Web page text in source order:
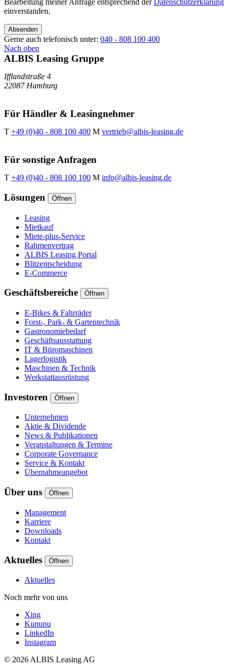
Bearbeitung meiner Anfrage entsprechend derDatenschutzerklärung
einverstanden.
Absenden
Gerne auch telefonisch unter: 040 - 808 100 400
Nach oben
ALBIS Leasing Gruppe
Ifflandstraße 4
22087 Hamburg
Für Händler & Leasingnehmer
T +49 (0)40 - 808 100 400 M vertrieb@albis-leasing.de
Für sonstige Anfragen
T +49 (0)40 - 808 100 100 M info@albis-leasing.de
Lösungen Öffnen
Leasing
Mietkauf
Miete-plus-Service
Rahmenvertrag
ALBIS Leasing Portal
Blitzentscheidung
E-Commerce
Geschäftsbereiche Öffnen
E-Bikes & Fahrräder
Forst-, Park- & Gartentechnik
Gastronomiebedarf
Geschäftsausstattung
IT & Büromaschinen
Lagerlogistik
Maschinen & Technik
Werkstattausrüstung
Investoren Öffnen
Unternehmen
Aktie & Dividende
News & Publikationen
Veranstaltungen & Termine
Corporate Governance
Service & Kontakt
Übernahmeangebot
Über uns Öffnen
Management
Karriere
Downloads
Kontakt
Aktuelles Öffnen
Aktuelles
Noch mehr von uns
Xing
Kununu
LinkedIn
Instagram
© 2026 ALBIS Leasing AG